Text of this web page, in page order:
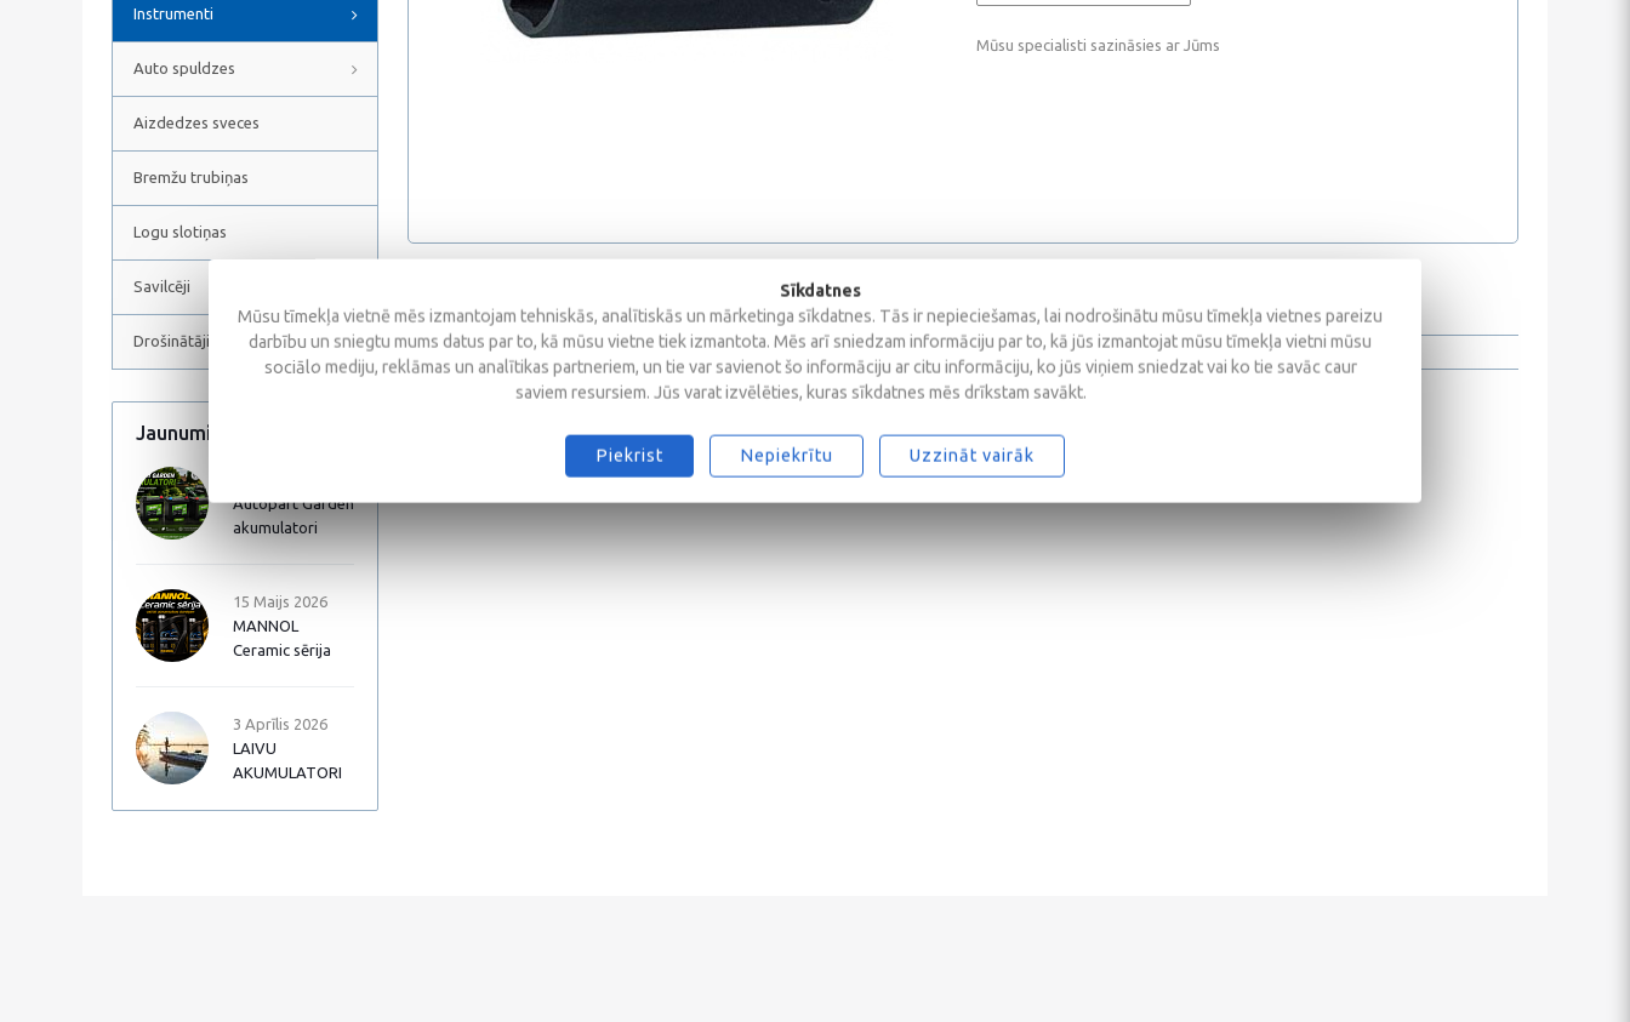
Instrumenti
Auto spuldzes
Aizdedzes sveces
Bremžu trubiņas
Logu slotiņas
Savilcēji
Drošinātāji
Jaunumi
Autopart Garden
akumulatori
15 Maijs 2026
MANNOL
Ceramic sērija
3 Aprīlis 2026
LAIVU
AKUMULATORI
Mūsu specialisti sazināsies ar Jūms
Atsauksmes
Sīkdatnes
Mūsu tīmekļa vietnē mēs izmantojam tehniskās, analītiskās un mārketinga sīkdatnes. Tās ir nepieciešamas, lai nodrošinātu mūsu tīmekļa vietnes pareizu
darbību un sniegtu mums datus par to, kā mūsu vietne tiek izmantota. Mēs arī sniedzam informāciju par to, kā jūs izmantojat mūsu tīmekļa vietni mūsu
sociālo mediju, reklāmas un analītikas partneriem, un tie var savienot šo informāciju ar citu informāciju, ko jūs viņiem sniedzat vai ko tie savāc caur
saviem resursiem. Jūs varat izvēlēties, kuras sīkdatnes mēs drīkstam savākt.
Piekrist Nepiekrītu Uzzināt vairāk